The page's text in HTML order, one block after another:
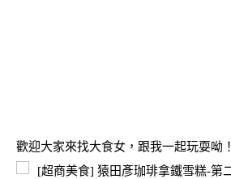
歡迎大家來找大食女，跟我一起玩耍呦！